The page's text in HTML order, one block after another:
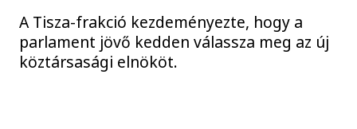
A Tisza-frakció kezdeményezte, hogy a
parlament jövő kedden válassza meg az új
köztársasági elnököt.